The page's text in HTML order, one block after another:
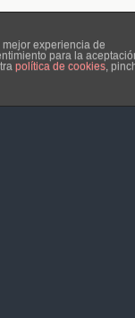
experiencia de
para la
política de cookies,